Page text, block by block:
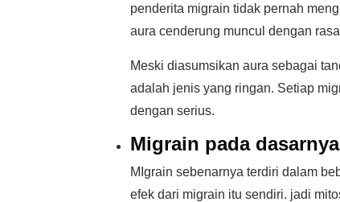
penderita migrain tidak pernah
aura cenderung muncul dengan
Meski diasumsikan aura sebagai
adalah jenis yang ringan. Setiap
dengan serius.
Migrain pada
MIgrain sebenarnya terdiri dalam
efek dari migrain itu sendiri. jadi